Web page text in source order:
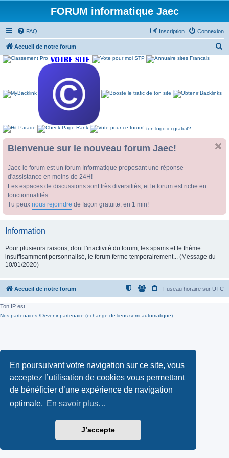
En poursuivant votre navigation sur ce site, vous
acceptez l’utilisation de cookies vous permettant
de bénéficier d’une expérience de navigation
optimale. En savoir plus…
J’accepte
FORUM informatique Jaec
FAQ Connexion
Inscription
Accueil de notre forum
ton logo ici gratuit?
Bienvenue sur le nouveau forum Jaec!
Jaec le forum est un forum Informatique proposant une réponse
d'assistance en moins de 24H!
Les espaces de discussions sont très diversifiés, et le forum est riche en
fonctionnalités
Tu peux nous rejoindre de façon gratuite, en 1 min!
Information
Pour plusieurs raisons, dont l'inactivité du forum, les spams et le thème
insuffisamment personnalisé, le forum ferme temporairement... (Message du
10/01/2020)
Accueil de notre forum Fuseau horaire sur UTC
Ton IP est
Nos partenaires /Devenir partenaire (echange de liens semi-automatique)